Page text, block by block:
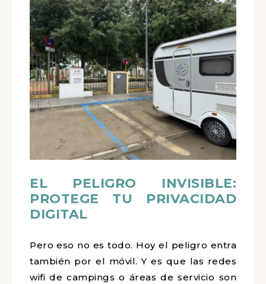
EL PELIGRO INVISIBLE:
PROTEGE TU PRIVACIDAD
DIGITAL
Pero eso no es todo. Hoy el peligro entra
también por el móvil. Y es que las redes
wifi de campings o áreas de servicio son